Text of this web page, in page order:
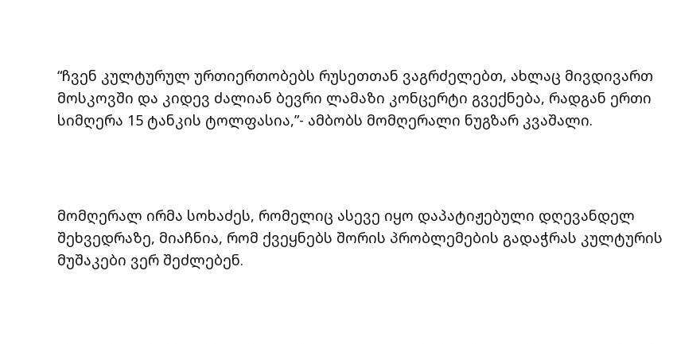
“ჩვენ კულტურულ ურთიერთობებს რუსეთთან ვაგრძელებთ, ახლაც მივდივართ
მოსკოვში და კიდევ ძალიან ბევრი ლამაზი კონცერტი გვექნება, რადგან ერთი
სიმღერა 15 ტანკის ტოლფასია,”- ამბობს მომღერალი ნუგზარ კვაშალი.
მომღერალ ირმა სოხაძეს, რომელიც ასევე იყო დაპატიჟებული დღევანდელ
შეხვედრაზე, მიაჩნია, რომ ქვეყნებს შორის პრობლემების გადაჭრას კულტურის
მუშაკები ვერ შეძლებენ.